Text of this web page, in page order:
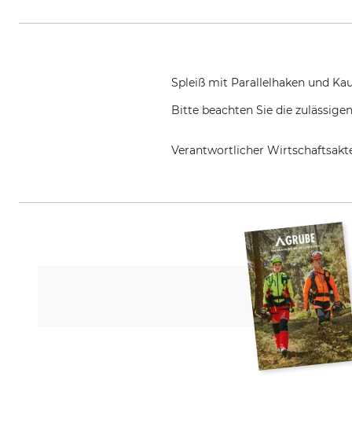
Spleiß mit Parallelhaken und
Bitte beachten Sie die
Verantwortlicher